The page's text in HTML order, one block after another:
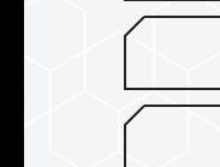
2mm 厚实